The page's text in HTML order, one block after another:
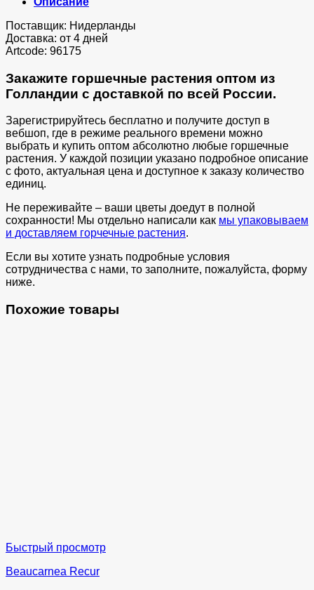
Поставщик: Нидерланды
Доставка: от 4 дней
Artcode: 96175
Закажите горшечные растения оптом из
Голландии с доставкой по всей России.
Зарегистрируйтесь бесплатно и получите доступ в
вебшоп, где в режиме реального времени можно
выбрать и купить оптом абсолютно любые горшечные
растения. У каждой позиции указано подробное описание
с фото, актуальная цена и доступное к заказу количество
единиц.
Не переживайте – ваши цветы доедут в полной
сохранности! Мы отдельно написали как мы упаковываем
и доставляем горчечные растения.
Если вы хотите узнать подробные условия
сотрудничества с нами, то заполните, пожалуйста, форму
ниже.
Похожие товары
Быстрый просмотр
Beaucarnea Recur